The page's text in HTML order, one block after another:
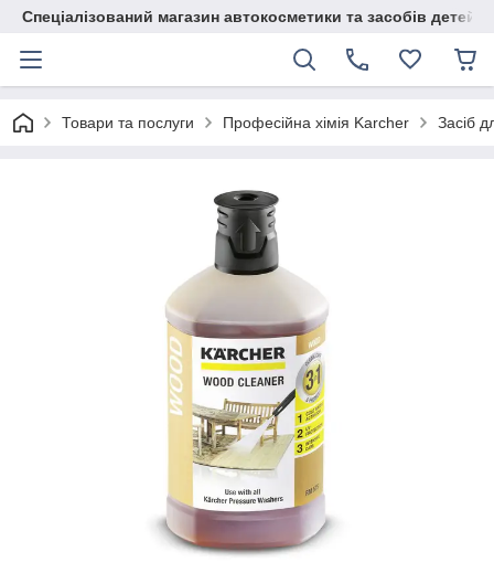
Спеціалізований магазин автокосметики та засобів
Товари та послуги Професійна хімія Karcher Засіб